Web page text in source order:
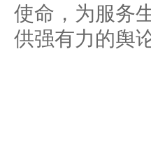
使命，为服务
供强有力的舆